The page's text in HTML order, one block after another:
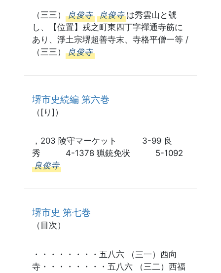
（三三） 良俊寺 良俊寺 は秀雲山と號
し、【位置】戎之町東四丁字禪通寺筋に
あり、淨土宗堺超善寺末、寺格平僧一等 /
（三三） 良俊寺
堺市史続編 第六巻
（[り]）
，203 陵守マーケット 3-99 良
秀 4-1378 猟銃免状 5-1092
良俊寺
堺市史 第七巻
（目次）
・・・・・・・・五八六 （三一）西向
寺・・・・・・・・五八六 （三二）西福